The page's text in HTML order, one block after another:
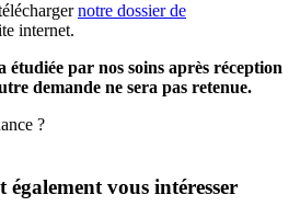
notre dossier de
internet.
étudiée par nos soins après réception
demande ne sera pas retenue.
?
vous intéresser